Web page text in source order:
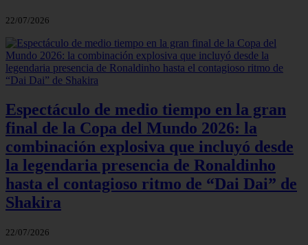
22/07/2026
Espectáculo de medio tiempo en la gran
final de la Copa del Mundo 2026: la
combinación explosiva que incluyó desde
la legendaria presencia de Ronaldinho
hasta el contagioso ritmo de “Dai Dai” de
Shakira
22/07/2026